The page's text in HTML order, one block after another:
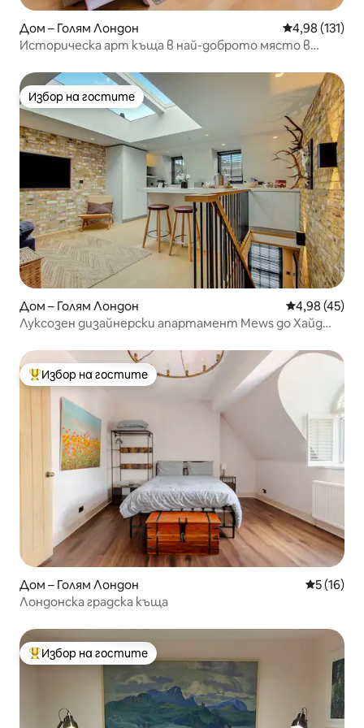
Дом – Голям Лондон Средна
4,98 (131)
Историческа арт къща в най-доброто място в
Избор на гостите
Избор на гостите
Дом – Голям Лондон Средна
4,98 (45)
Луксозен дизайнерски апартамент Mews до Хайд
Най-популярен избор на гостите
Избор на гостите
Дом – Голям Лондон Средна
5 (16)
Лондонска градска къща
Най-популярен избор на гостите
Избор на гостите